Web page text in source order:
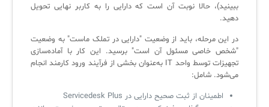
ببینید)، حالا نوبت آن است که دارایی را به کاربر نهایی تحویل
دهید.
در این مرحله، باید از وضعیت "دارایی در تملک ماست" به وضعیت
"شخص خاصی مسئول آن است" برسید. این کار با آماده‌سازی
تجهیزات توسط واحد IT به‌عنوان بخشی از فرآیند ورود کارمند انجام
می‌شود. شامل:
اطمینان از ثبت صحیح دارایی در Servicedesk Plus